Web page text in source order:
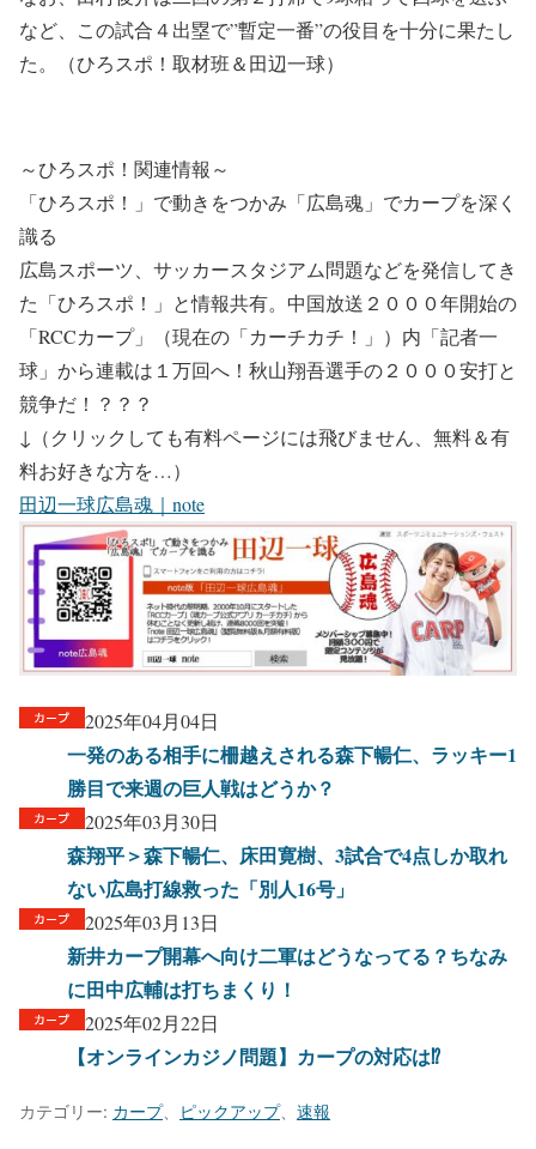
など、この試合４出塁で”暫定一番”の役目を十分に果たし
た。（ひろスポ！取材班＆田辺一球）
～ひろスポ！関連情報～
「ひろスポ！」で動きをつかみ「広島魂」でカープを深く
識る
広島スポーツ、サッカースタジアム問題などを発信してき
た「ひろスポ！」と情報共有。中国放送２０００年開始の
「RCCカープ」（現在の「カーチカチ！」）内「記者一
球」から連載は１万回へ！秋山翔吾選手の２０００安打と
競争だ！？？？
↓（クリックしても有料ページには飛びません、無料＆有
料お好きな方を…）
田辺一球広島魂｜note
2025年04月04日
一発のある相手に柵越えされる森下暢仁、ラッキー1
勝目で来週の巨人戦はどうか？
2025年03月30日
森翔平＞森下暢仁、床田寛樹、3試合で4点しか取れ
ない広島打線救った「別人16号」
2025年03月13日
新井カープ開幕へ向け二軍はどうなってる？ちなみ
に田中広輔は打ちまくり！
2025年02月22日
【オンラインカジノ問題】カープの対応は⁉︎
カテゴリー: カープ、 ピックアップ、 速報